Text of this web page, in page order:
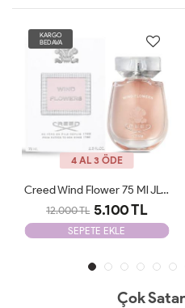
KARGO
BEDAVA
4 AL 3 ÖDE
Lancome La Nuit Tresor EDP 100 Ml JLT Woman
8.600 TL 3.450 TL
SEPETE EKLE
Çok